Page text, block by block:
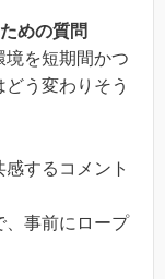
めの質問
境を短期間かつ
う変わりそう
するコメント
、事前にロープ